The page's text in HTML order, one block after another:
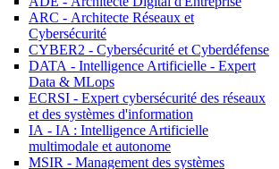
ARC - Architecte Réseaux et
Cybersécurité
CYBER2 - Cybersécurité et Cyberdéfense
DATA - Intelligence Artificielle - Expert
Data & MLops
ECRSI - Expert cybersécurité des réseaux
et des systèmes d'information
IA - IA : Intelligence Artificielle
multimodale et autonome
MSIR - Management des systèmes